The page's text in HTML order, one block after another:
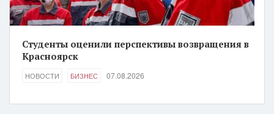
Студенты оценили перспективы возвращения в
Красноярск
НОВОСТИ БИЗНЕС 07.08.2026